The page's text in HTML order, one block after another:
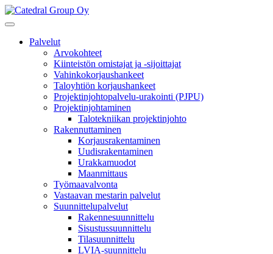
Palvelut
Arvokohteet
Kiinteistön omistajat ja -sijoittajat
Vahinkokorjaushankeet
Taloyhtiön korjaushankeet
Projektinjohtopalvelu-urakointi (PJPU)
Projektinjohtaminen
Talotekniikan projektinjohto
Rakennuttaminen
Korjausrakentaminen
Uudisrakentaminen
Urakkamuodot
Maanmittaus
Työmaavalvonta
Vastaavan mestarin palvelut
Suunnittelupalvelut
Rakennesuunnittelu
Sisustussuunnittelu
Tilasuunnittelu
LVIA-suunnittelu